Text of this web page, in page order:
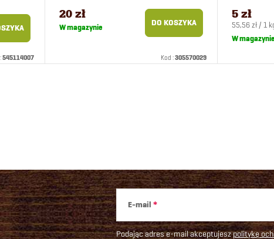
545114007
20 zł
W magazynie DO KOSZYKA
Kod :305570029
5 zł
Cena
jednostkowa:
55,56 zł / 1
W magazynie
E-mail
Podając adres e-mail akceptujeszpolitykę